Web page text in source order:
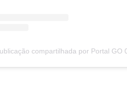
compartilhada por Portal GO